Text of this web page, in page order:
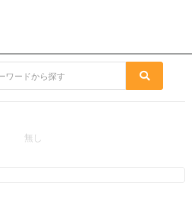
無し